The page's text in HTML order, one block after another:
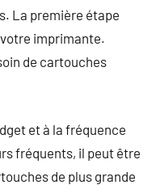
La première étape
imprimante.
de cartouches
et à la fréquence
fréquents, il peut être
de plus grande